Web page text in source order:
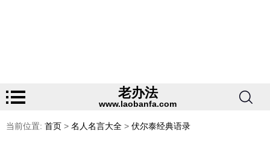
老办法
www.laobanfa.com
当前位置: 首页 > 名人名言大全 > 伏尔泰经典语录